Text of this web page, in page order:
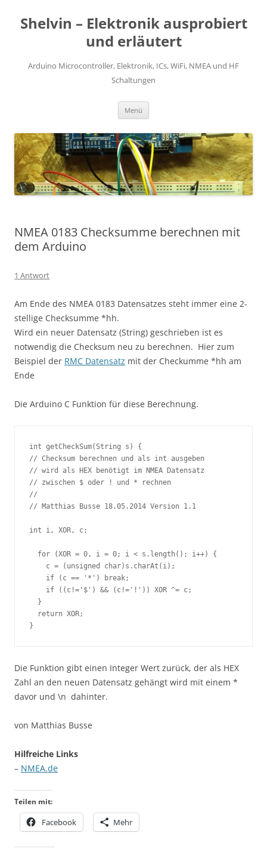
springen
Shelvin – Elektronik ausprobiert
und erläutert
Arduino Microcontroller, Elektronik, ICs, WiFi, NMEA und HF
Schaltungen
Menü
NMEA 0183 Checksumme berechnen mit
dem Arduino
1 Antwort
Am Ende des NMEA 0183 Datensatzes steht immer eine 2-
stellige Checksumme *hh.
Wird ein neuer Datensatz (String) geschrieben ist es
notwendig die Checksum neu zu berechnen. Hier zum
Beispiel der RMC Datensatz mit der Checkumme *hh am
Ende
Die Arduino C Funktion für diese Berechnung.
int getCheckSum(String s) {
// Checksum berechnen und als int ausgeben
// wird als HEX benötigt im NMEA Datensatz
// zwischen $ oder ! und * rechnen
//
// Matthias Busse 18.05.2014 Version 1.1
int i, XOR, c;
  for (XOR = 0, i = 0; i < s.length(); i++) {
    c = (unsigned char)s.charAt(i);
    if (c == '*') break;
    if ((c!='$') && (c!='!')) XOR ^= c;
  }
  return XOR;
Die Funktion gibt einen Integer Wert zurück, der als HEX
Zahl an den neuen Datensatz gehängt wird mit einem *
davor und \n dahinter.
von Matthias Busse
Hilfreiche Links
– NMEA.de
Teilen mit:
Facebook Mehr